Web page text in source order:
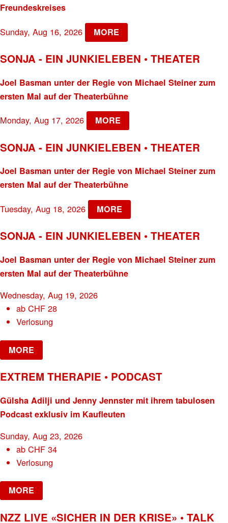
Freundeskreises
Sunday, Aug 16, 2026 MORE
SONJA - EIN JUNKIELEBEN • THEATER
Joel Basman unter der Regie von Michael Steiner zum
ersten Mal auf der Theaterbühne
Monday, Aug 17, 2026 MORE
SONJA - EIN JUNKIELEBEN • THEATER
Joel Basman unter der Regie von Michael Steiner zum
ersten Mal auf der Theaterbühne
Tuesday, Aug 18, 2026 MORE
SONJA - EIN JUNKIELEBEN • THEATER
Joel Basman unter der Regie von Michael Steiner zum
ersten Mal auf der Theaterbühne
Wednesday, Aug 19, 2026
abCHF 28
Verlosung
MORE
EXTREM THERAPIE • PODCAST
Gülsha Adilji und Jenny Jennster mit ihrem tabulosen
Podcast exklusiv im Kaufleuten
Sunday, Aug 23, 2026
abCHF 34
Verlosung
MORE
NZZ LIVE «SICHER IN DER KRISE» • TALK